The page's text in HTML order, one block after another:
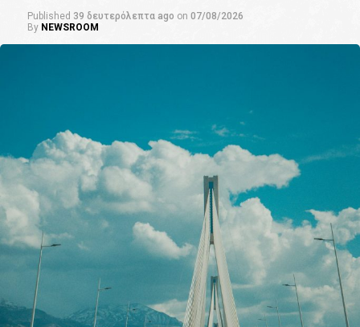
Published 39 δευτερόλεπτα ago on 07/08/2026
By NEWSROOM